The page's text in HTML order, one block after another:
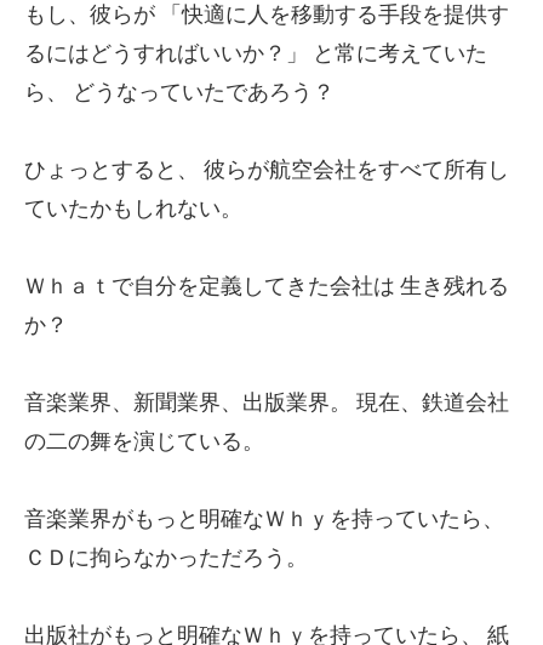
もし、彼らが 「快適に人を移動する手段を提供す
るにはどうすればいいか？」
と常に考えていた
ら、
どうなっていたであろう？
ひょっとすると、
彼らが航空会社をすべて所有し
ていたかもしれない。
Ｗｈａｔで自分を定義してきた会社は 生き残れる
か？
音楽業界、新聞業界、出版業界。
現在、鉄道会社
の二の舞を演じている。
音楽業界がもっと明確なＷｈｙを持っていたら、
ＣＤに拘らなかっただろう。
出版社がもっと明確なＷｈｙを持っていたら、 紙